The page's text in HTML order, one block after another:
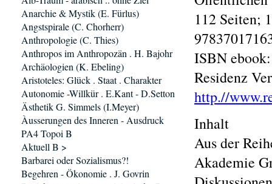
112 Seiten;
ISBN
Residenz
http.//
Inhalt
Aus der
Akademie
Anarchie & Mystik (E. Fürlus)
Angstspirale (C. Chorherr)
Anthropologie (C. Thies)
Anthropos im Anthropozän . H. Bajohr
Archäologien (K. Ebeling)
Aristoteles: Glück . Staat . Charakter
Autonomie -Willkür . E.Kant - D.Setton
Ästhetik G. Simmels (I.Meyer)
Àusserungen des Inneren - Ausdruck
PA4 Topoi B
Aktuell B >
Barbarei oder Sozialismus?!
Begehren - Ökonomie . J. Govrin